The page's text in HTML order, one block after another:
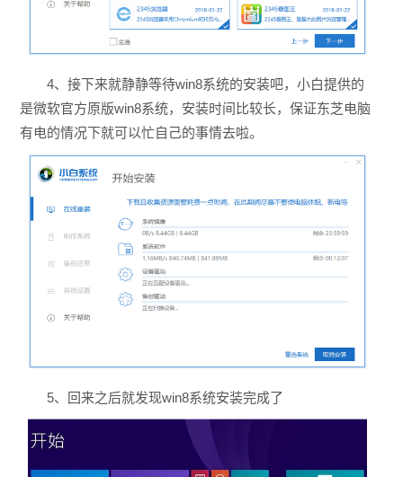
4、接下来就静静等待win8系统的安装吧，小白提供的
是微软官方原版win8系统，安装时间比较长，保证东芝电脑
有电的情况下就可以忙自己的事情去啦。
5、回来之后就发现win8系统安装完成了